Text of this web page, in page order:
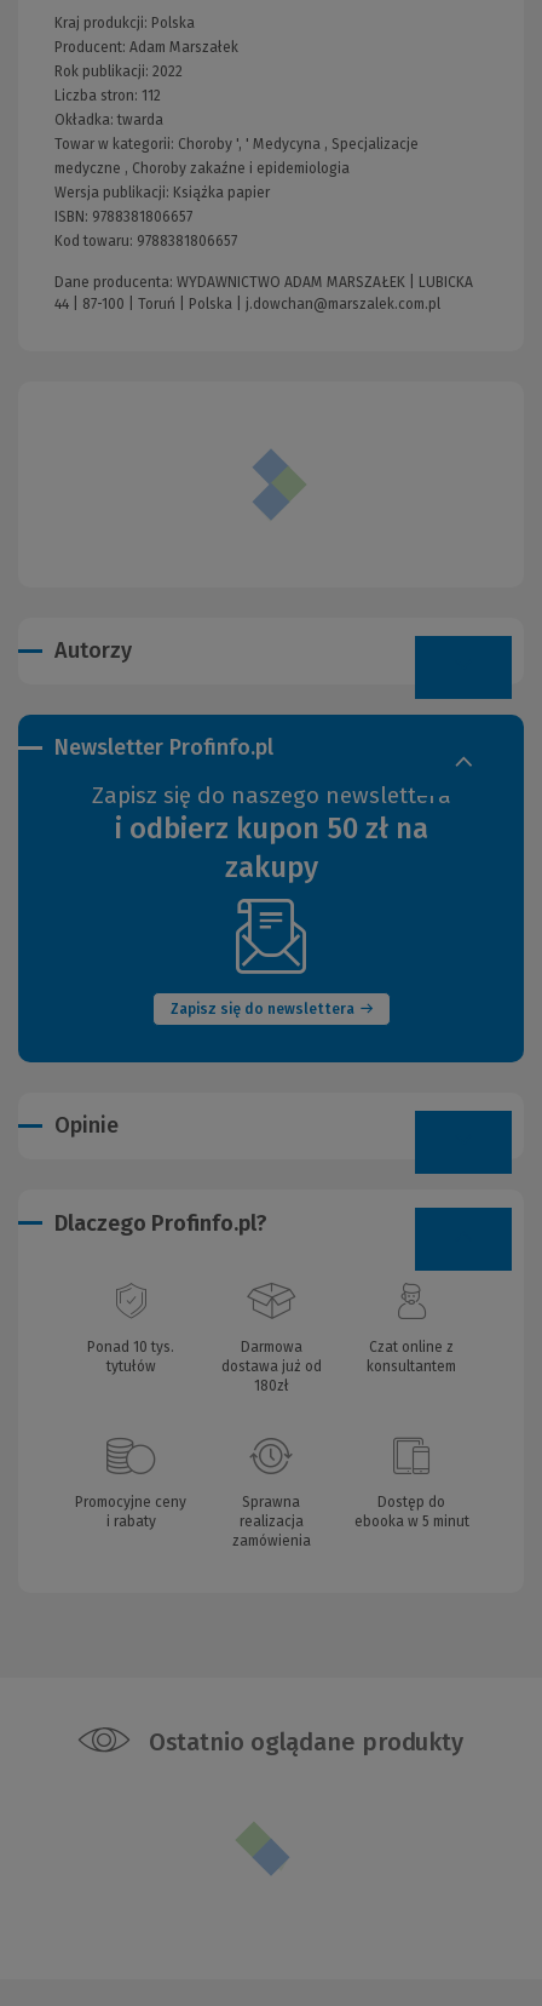
Kraj produkcji: Polska
Producent: Adam Marszałek
Rok publikacji: 2022
Liczba stron: 112
Okładka:twarda
Towar w kategorii: Choroby ', ' Medycyna , Specjalizacje
medyczne , Choroby zakaźne i epidemiologia
Wersja publikacji: Książka papier
ISBN: 9788381806657
Kod towaru: 9788381806657
Dane producenta: WYDAWNICTWO ADAM MARSZAŁEK | LUBICKA
44 | 87-100 | Toruń | Polska | j.dowchan@marszalek.com.pl
Autorzy
Newsletter Profinfo.pl
Zapisz się do naszego newslettera
i odbierz kupon 50 zł na
zakupy
Zapisz się do newslettera
(Nowe
okno)
Opinie
Dlaczego Profinfo.pl?
Ponad 10 tys.
tytułów
Darmowa
dostawa już od
180zł
Czat online z
konsultantem
Promocyjne ceny
i rabaty
Sprawna
realizacja
zamówienia
Dostęp do
ebooka w 5 minut
Ostatnio oglądane produkty